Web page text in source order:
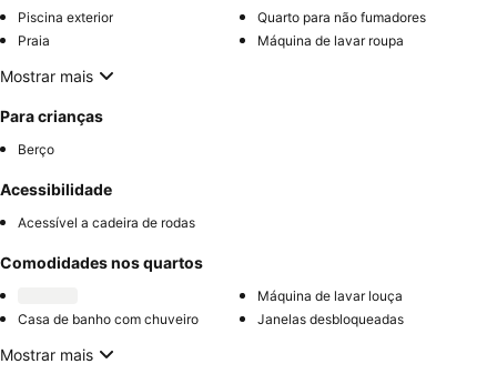
Piscina exterior
Quarto para não fumadores
Praia
Máquina de lavar roupa
Mostrar mais
Para crianças
Berço
Acessibilidade
Acessível a cadeira de rodas
Comodidades nos quartos
Máquina de lavar louça
Casa de banho com chuveiro
Janelas desbloqueadas
Mostrar mais